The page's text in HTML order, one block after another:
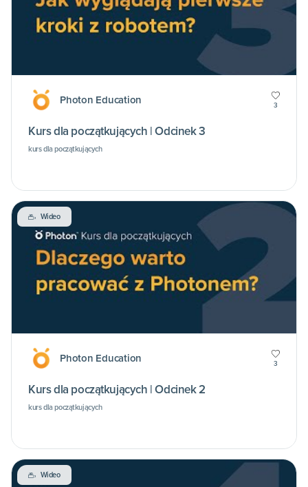
Photon Education 3
Kurs dla początkujących | Odcinek 3
kurs dla początkujących
Wideo
Photon Education 3
Kurs dla początkujących | Odcinek 2
kurs dla początkujących
Wideo